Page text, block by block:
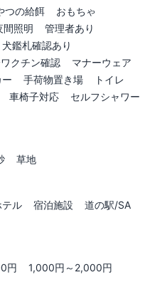
つの給餌
おもちゃ
間照明
管理者あり
犬鑑札確認あり
クチン確認
マナーウェア
ー 手荷物置き場
トイレ
車椅子対応
セルフシャワー
草地
ル 宿泊施設
道の駅/SA
円
1,000円～2,000円